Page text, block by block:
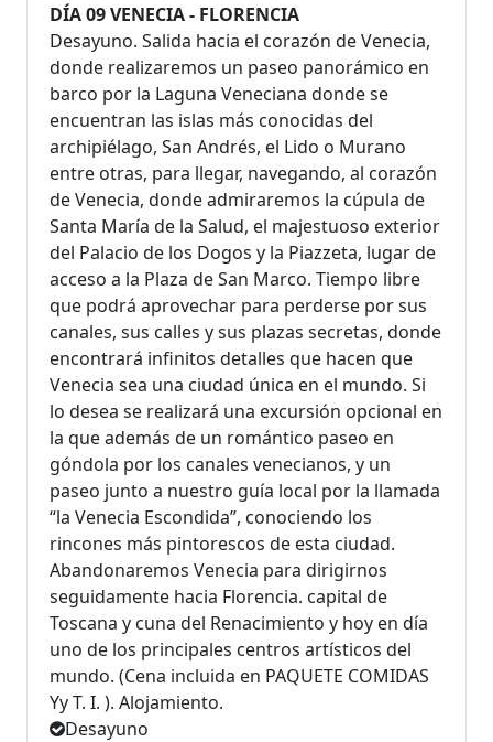
DÍA 09 VENECIA - FLORENCIA
Desayuno. Salida hacia el corazón de Venecia,
donde realizaremos un paseo panorámico en
barco por la Laguna Veneciana donde se
encuentran las islas más conocidas del
archipiélago, San Andrés, el Lido o Murano
entre otras, para llegar, navegando, al corazón
de Venecia, donde admiraremos la cúpula de
Santa María de la Salud, el majestuoso exterior
del Palacio de los Dogos y la Piazzeta, lugar de
acceso a la Plaza de San Marco. Tiempo libre
que podrá aprovechar para perderse por sus
canales, sus calles y sus plazas secretas, donde
encontrará infinitos detalles que hacen que
Venecia sea una ciudad única en el mundo. Si
lo desea se realizará una excursión opcional en
la que además de un romántico paseo en
góndola por los canales venecianos, y un
paseo junto a nuestro guía local por la llamada
“la Venecia Escondida”, conociendo los
rincones más pintorescos de esta ciudad.
Abandonaremos Venecia para dirigirnos
seguidamente hacia Florencia. capital de
Toscana y cuna del Renacimiento y hoy en día
uno de los principales centros artísticos del
mundo. (Cena incluida en PAQUETE COMIDAS
Yy T. I. ). Alojamiento.
Desayuno